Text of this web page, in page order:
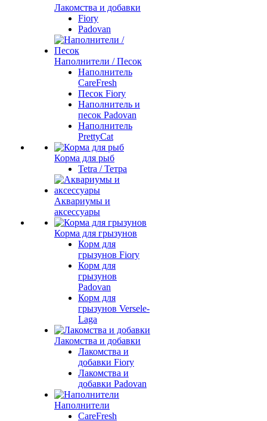
Лакомства и добавки
Fiory
Padovan
Наполнители / Песок
Наполнитель
CareFresh
Песок Fiory
Наполнитель и
песок Padovan
Наполнитель
PrettyCat
Корма для рыб
Tetra / Тетра
Аквариумы и
аксессуары
Корма для грызунов
Корм для
грызунов Fiory
Корм для
грызунов
Padovan
Корм для
грызунов Versele-
Laga
Лакомства и добавки
Лакомства и
добавки Fiory
Лакомства и
добавки Padovan
Наполнители
CareFresh